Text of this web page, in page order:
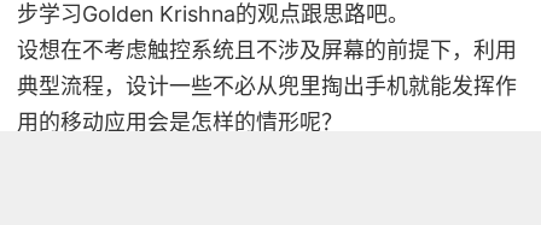
步学习Golden Krishna的观点跟思路吧。
设想在不考虑触控系统且不涉及屏幕的前提下，利用
典型流程，设计一些不必从兜里掏出手机就能发挥作
用的移动应用会是怎样的情形呢？